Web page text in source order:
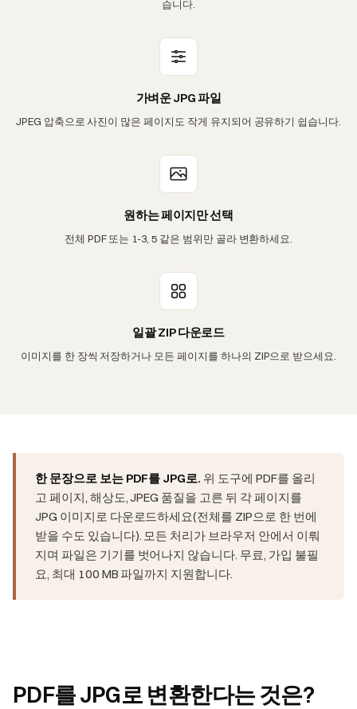
습니다.
가벼운 JPG 파일
JPEG 압축으로 사진이 많은 페이지도 작게 유지되어 공유하기 쉽습니다.
원하는 페이지만 선택
전체 PDF 또는 1-3, 5 같은 범위만 골라 변환하세요.
일괄 ZIP 다운로드
이미지를 한 장씩 저장하거나 모든 페이지를 하나의 ZIP으로 받으세요.
한 문장으로 보는 PDF를 JPG로. 위 도구에 PDF를 올리
고 페이지, 해상도, JPEG 품질을 고른 뒤 각 페이지를
JPG 이미지로 다운로드하세요(전체를 ZIP으로 한 번에
받을 수도 있습니다). 모든 처리가 브라우저 안에서 이뤄
지며 파일은 기기를 벗어나지 않습니다. 무료, 가입 불필
요, 최대 100 MB 파일까지 지원합니다.
PDF를 JPG로 변환한다는 것은?